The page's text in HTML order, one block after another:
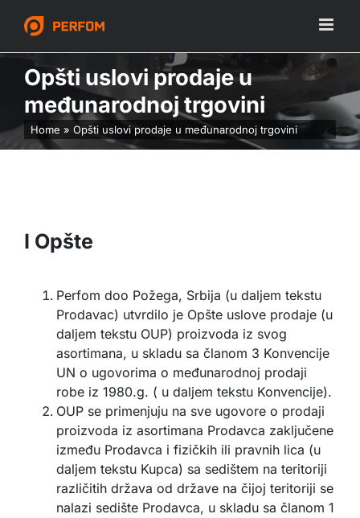
Opšti uslovi prodaje u
međunarodnoj trgovini
Home » Opšti uslovi prodaje u međunarodnoj trgovini
I Opšte
Perfom doo Požega, Srbija (u daljem tekstu
Prodavac) utvrdilo je Opšte uslove prodaje (u
daljem tekstu OUP) proizvoda iz svog
asortimana, u skladu sa članom 3 Konvencije
UN o ugovorima o međunarodnoj prodaji
robe iz 1980.g. ( u daljem tekstu Konvencije).
OUP se primenjuju na sve ugovore o prodaji
proizvoda iz asortimana Prodavca zaključene
između Prodavca i fizičkih ili pravnih lica (u
daljem tekstu Kupca) sa sedištem na teritoriji
različitih država od države na čijoj teritoriji se
nalazi sedište Prodavca, u skladu sa članom 1